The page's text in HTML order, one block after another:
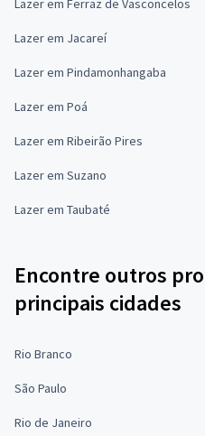
Lazer em Ferraz de Vasconcelos
Lazer em Jacareí
Lazer em Pindamonhangaba
Lazer em Poá
Lazer em Ribeirão Pires
Lazer em Suzano
Lazer em Taubaté
Encontre outros
principais cidades
Rio Branco
São Paulo
Rio de Janeiro